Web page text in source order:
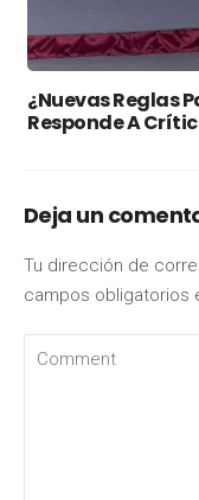
¿Nuevas Reglas
Responde A
Deja un
Tu dirección de
campos obligatorios